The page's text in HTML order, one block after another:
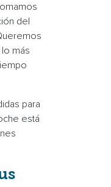
del
más
para
está